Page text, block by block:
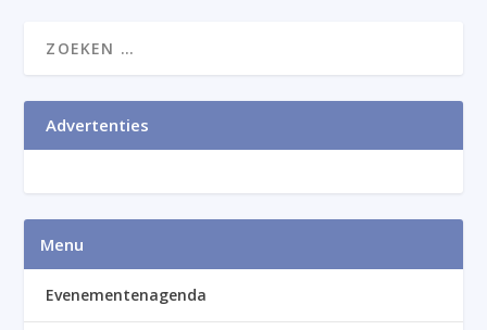
Advertenties
Menu
Evenementenagenda